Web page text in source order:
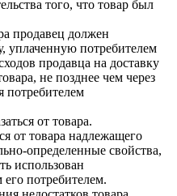
того, что товар был
продавец должен
уплаченную потребителем
продавца на доставку
не позднее чем через
потребителем
от товара.
от товара надлежащего
определенные свойства,
использован
потребителем.